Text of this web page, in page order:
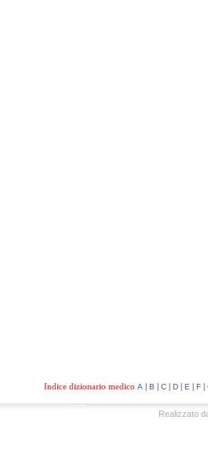
Indice dizionario medico A | B | C| D| E | F|
Realizzato